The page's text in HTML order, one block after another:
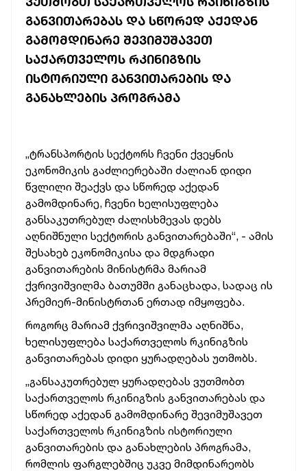
ᲒᲐᲜᲕᲘᲗᲐᲠᲔᲑᲐᲡ ᲓᲐ ᲡᲬᲝᲠᲔᲓ ᲐᲥᲔᲓᲐᲜ
ᲒᲐᲛᲝᲛᲓᲘᲜᲐᲠᲔ ᲨᲔᲕᲘᲛᲣᲨᲐᲕᲔᲗ
ᲡᲐᲥᲐᲠᲗᲕᲔᲚᲝᲡ ᲠᲙᲘᲜᲘᲒᲖᲘᲡ
ᲘᲡᲢᲝᲠᲘᲣᲚᲘ ᲒᲐᲜᲕᲘᲗᲐᲠᲔᲑᲘᲡ ᲓᲐ
ᲒᲐᲜᲐᲮᲚᲔᲑᲘᲡ ᲞᲠᲝᲒᲠᲐᲛᲐ
„ტრანსპორტის სექტორს ჩვენი ქვეყნის
ეკონომიკის გაძლიერებაში ძალიან დიდი
წვლილი შეაქვს და სწორედ აქედან
გამომდინარე, ჩვენი ხელისუფლება
განსაკუთრებულ ძალისხმევას დებს
აღნიშნული სექტორის განვითარებაში“, - ამის
შესახებ ეკონომიკისა და მდგრადი
განვითარების მინისტრმა მარიამ
ქვრივიშვილმა ბათუმში განაცხადა, სადაც ის
პრემიერ-მინისტრთან ერთად იმყოფება.
როგორც მარიამ ქვრივიშვილმა აღნიშნა,
ხელისუფლება საქართველოს რკინიგზის
განვითარებას დიდი ყურადღებას უთმობს.
„განსაკუთრებულ ყურადღებას ვუთმობთ
საქართველოს რკინიგზის განვითარებას და
სწორედ აქედან გამომდინარე შევიმუშავეთ
საქართველოს რკინიგზის ისტორიული
განვითარების და განახლების პროგრამა,
რომლის ფარგლებშიც უკვე მიმდინარეობს